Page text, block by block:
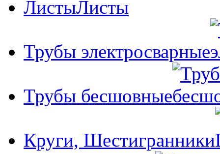
Листы
Трубы электросварные
Трубы бесшовные
Круги, Шестигранники